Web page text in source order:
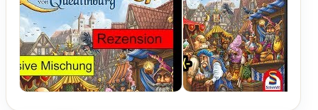
Spielama